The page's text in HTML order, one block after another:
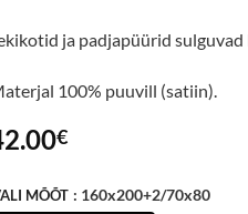
ja padjapüürid sulguvad
100% puuvill (satiin).
€
MÕÕT : 160x200+2/70x80